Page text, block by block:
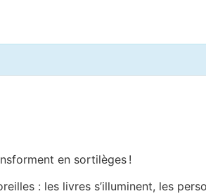
en sortilèges !
: les livres s’illuminent, les